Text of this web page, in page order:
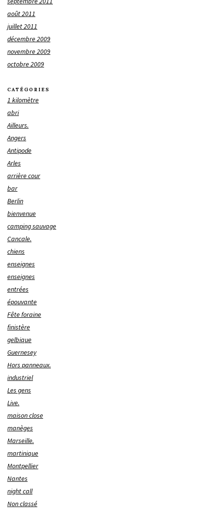
août 2011
juillet 2011
décembre 2009
novembre 2009
octobre 2009
CATÉGORIES
1 kilomètre
abri
Ailleurs.
Angers
Antipode
Arles
arrière cour
bar
Berlin
bienvenue
camping sauvage
Cancale.
chiens
enseignes
enseignes
entrées
épouvante
Fête foraine
finistère
gelbique
Guernesey
Hors panneaux.
industriel
Les gens
Live.
maison close
manèges
Marseille.
martinique
Montpellier
Nantes
night call
Non classé